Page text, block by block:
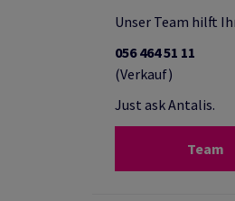
Unser Team hilft
056 464 51 11
(Verkauf)
Just ask Antalis.
Team